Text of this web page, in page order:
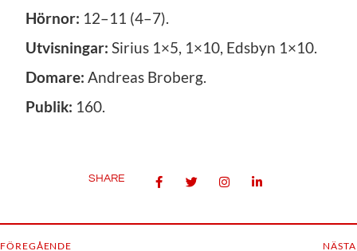
Hörnor: 12–11 (4–7).
Utvisningar: Sirius 1×5, 1×10, Edsbyn 1×10.
Domare: Andreas Broberg.
Publik: 160.
SHARE
FÖREGÅENDE NÄSTA